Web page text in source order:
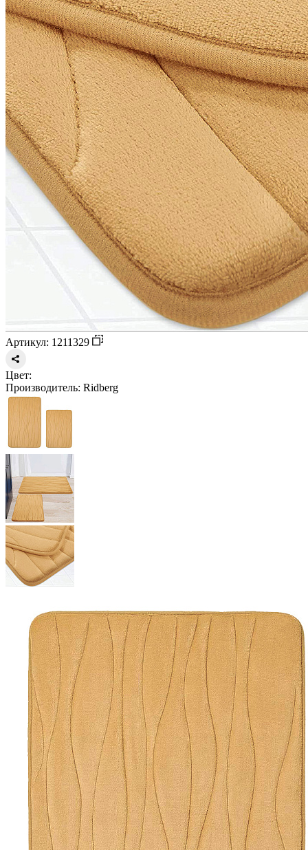
Артикул: 1211329
Цвет:
Производитель: Ridberg